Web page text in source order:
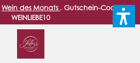
Wein des Monats . Gutschein-Code:
WEINLIEBE10